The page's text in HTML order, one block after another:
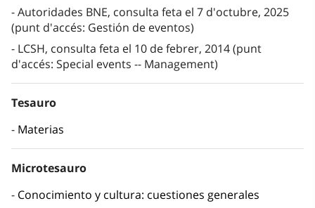
Autoridades BNE, consulta feta el 7 d'octubre, 2025
(punt d'accés: Gestión de eventos)
LCSH, consulta feta el 10 de febrer, 2014 (punt
d'accés: Special events -- Management)
Tesauro
Materias
Microtesauro
Conocimiento y cultura: cuestiones generales